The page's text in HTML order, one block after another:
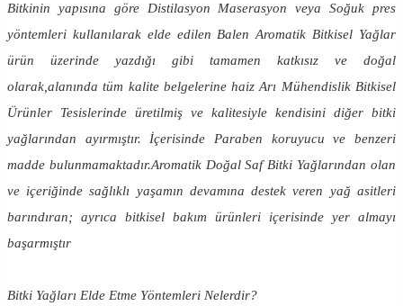
Bitkinin yapısına göre Distilasyon Maserasyon veya Soğuk pres
yöntemleri kullanılarak elde edilen Balen Aromatik Bitkisel Yağlar
ürün üzerinde yazdığı gibi tamamen katkısız ve doğal
olarak,alanında tüm kalite belgelerine haiz Arı Mühendislik Bitkisel
Ürünler Tesislerinde üretilmiş ve kalitesiyle kendisini diğer bitki
yağlarından ayırmıştır. İçerisinde Paraben koruyucu ve benzeri
madde bulunmamaktadır.Aromatik Doğal Saf Bitki Yağlarından olan
ve içeriğinde sağlıklı yaşamın devamına destek veren yağ asitleri
barındıran; ayrıca bitkisel bakım ürünleri içerisinde yer almayı
başarmıştır
Bitki Yağları Elde Etme Yöntemleri Nelerdir?